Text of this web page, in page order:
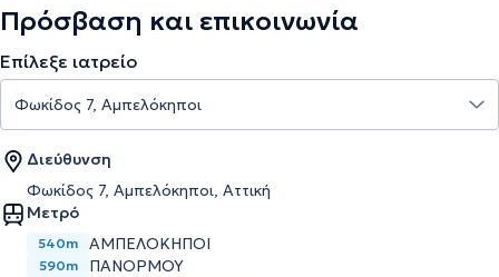
Πρόσβαση και επικοινωνία
Επίλεξε ιατρείο
Διεύθυνση
Φωκίδος 7, Αμπελόκηποι, Αττική
Μετρό
540m ΑΜΠΕΛΌΚΗΠΟΙ
590m ΠΑΝΌΡΜΟΥ